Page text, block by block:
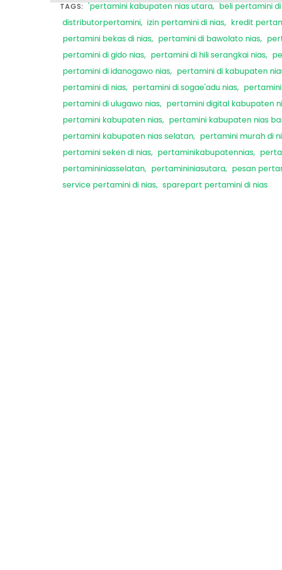
TAGS: 'pertamini kabupaten nias utara beli pertamini
distributorpertamini izin pertamini di nias kredit
pertamini bekas di nias
pertamini di bawolato nias
pertamini di gido nias
pertamini di hili serangkai nias
pertamini di idanogawo nias
pertamini di kabupaten
pertamini di nias
pertamini di sogae'adu nias
pertamini di ulugawo nias
pertamini digital kabupaten
pertamini kabupaten nias
pertamini kabupaten nias
pertamini kabupaten nias selatan
pertamini murah di
pertamini seken di nias
pertaminikabupatennias
pertamininiasselatan
pertamininiasutara
pesan
service pertamini di nias sparepart pertamini di nias